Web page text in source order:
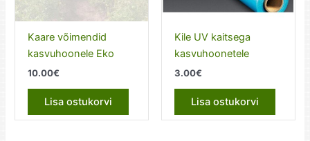
Kaare võimendid
kasvuhoonele Eko
10.00€
Lisa ostukorvi
Kile UV kaitsega
kasvuhoonetele
3.00€
Lisa ostukorvi